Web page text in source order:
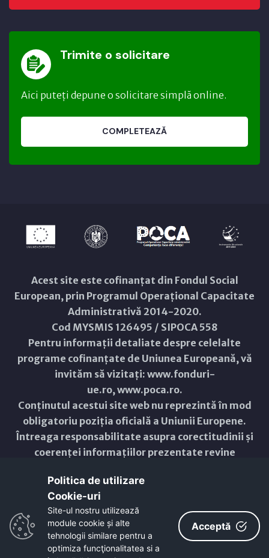
Trimite o solicitare
Aici puteți depune o solicitare simplă online.
COMPLETEAZĂ
Acest site este cofinanțat din Fondul Social
European, prin Programul Operațional Capacitate
Administrativă 2014-2020.
Cod MYSMIS 126495 / SIPOCA 558
Pentru informații detaliate despre celelalte
programe cofinanțate de Uniunea Europeană, vă
invităm să vizitați: www.fonduri-
ue.ro,www.poca.ro.
Conținutul acestui site web nu reprezintă în mod
obligatoriu poziția oficială a Uniunii Europene.
Întreaga responsabilitate asupra corectitudinii și
coerenței informațiilor prezentate revine
Copyright © 2021 - 2026 -
ResponsiveVoice
Non-Commercial License
Politica de utilizare
Cookie-uri‎
Site-ul nostru utilizează
module cookie și alte
tehnologii similare pentru a
optimiza funcţionalitatea si a
Acceptă